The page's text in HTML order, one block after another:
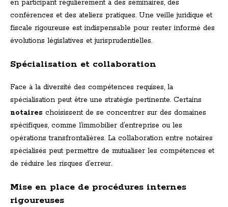
en participant régulièrement à des séminaires, des
conférences et des ateliers pratiques. Une veille juridique et
fiscale rigoureuse est indispensable pour rester informé des
évolutions législatives et jurisprudentielles.
Spécialisation et collaboration
Face à la diversité des compétences requises, la
spécialisation peut être une stratégie pertinente. Certains
notaires choisissent de se concentrer sur des domaines
spécifiques, comme l’immobilier d’entreprise ou les
opérations transfrontalières. La collaboration entre notaires
spécialisés peut permettre de mutualiser les compétences et
de réduire les risques d’erreur.
Mise en place de procédures internes
rigoureuses